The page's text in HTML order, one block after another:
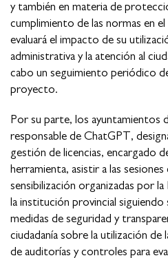
y también en materia de
cumplimiento de las normas en
evaluará el impacto de su
administrativa y la atención al
cabo un seguimiento periódico
proyecto.
Por su parte, los ayuntamientos
responsable de ChatGPT,
gestión de licencias, encargado
herramienta, asistir a las
sensibilización organizadas por
la institución provincial
medidas de seguridad y
ciudadanía sobre la utilización de
de auditorías y controles para